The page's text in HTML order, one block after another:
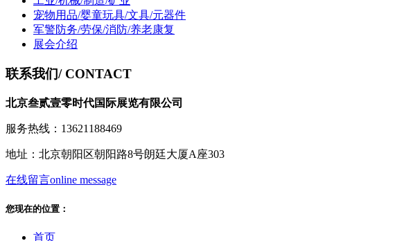
宠物用品/婴童玩具/文具/元器件
军警防务/劳保/消防/养老康复
展会介绍
联系我们/ CONTACT
北京叁贰壹零时代国际展览有限公司
服务热线：13621188469
地址：北京朝阳区朝阳路8号朗廷大厦A座303
在线留言online message
您现在的位置：
首页